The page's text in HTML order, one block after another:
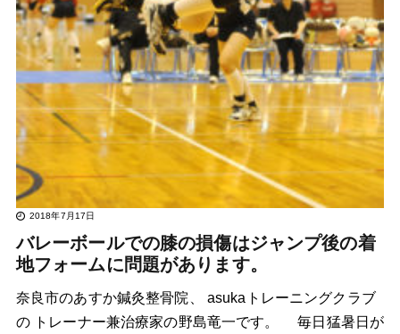
2018年7月17日
バレーボールでの膝の損傷はジャンプ後の着
地フォームに問題があります。
奈良市のあすか鍼灸整骨院、 asukaトレーニングクラブ
の トレーナー兼治療家の野島竜一です。 毎日猛暑日が